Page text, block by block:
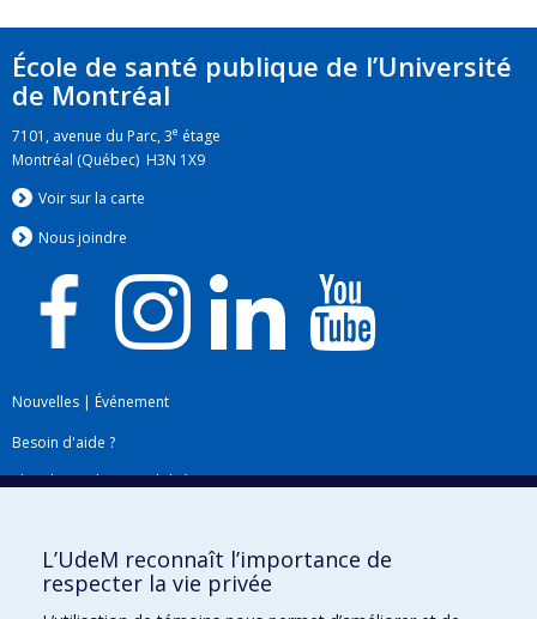
École de santé publique de l’Université
de Montréal
7101, avenue du Parc, 3e étage
Montréal (Québec) H3N 1X9
Voir sur la carte
Nous joindre
Nouvelles | Événement
Besoin d'aide ?
Plan du site|Accessibilité
L’UdeM reconnaît l’importance de
respecter la vie privée